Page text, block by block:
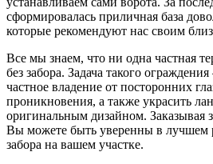
сформировалась приличная база
которые рекомендуют нас своим
Все мы знаем, что ни одна частная
без забора. Задача такого
частное владение от посторонних
проникновения, а также украсить
оригинальным дизайном. Заказывая
Вы можете быть уверенны в лучшем
забора на вашем участке.